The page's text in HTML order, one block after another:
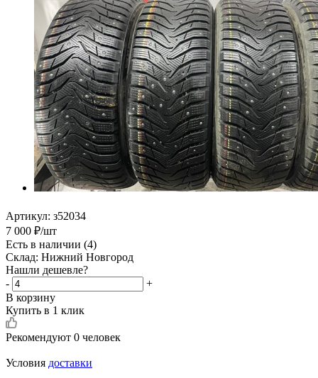
Артикул: з52034
7 000 ₽/шт
Есть в наличии (4)
Склад: Нижний Новгород
Нашли дешевле?
-
+
В корзину
Купить в 1 клик
Рекомендуют 0 человек
Условия доставки